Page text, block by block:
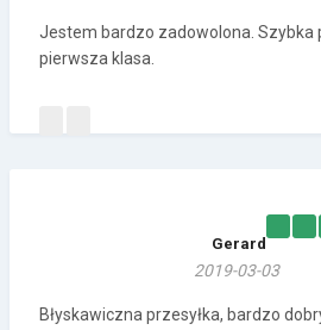
Jestem bardzo zadowolona. Szybka
pierwsza klasa.
Gerard
2019-03-03
Błyskawiczna przesyłka, bardzo